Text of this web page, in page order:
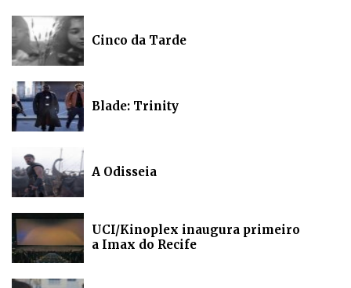
Cinco da Tarde
Blade: Trinity
A Odisseia
UCI/Kinoplex inaugura primeiro
a Imax do Recife